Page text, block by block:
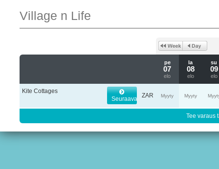
Village n Life
pe
07
elo
la
08
elo
su
09
elo
Kite Cottages
Seuraava
ZAR Myyty Myyty
Tee varaus